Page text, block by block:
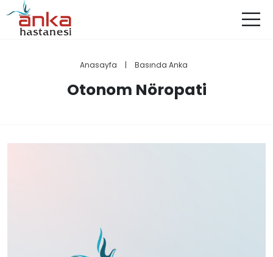
Anasayfa | Basında Anka
Otonom Nöropati